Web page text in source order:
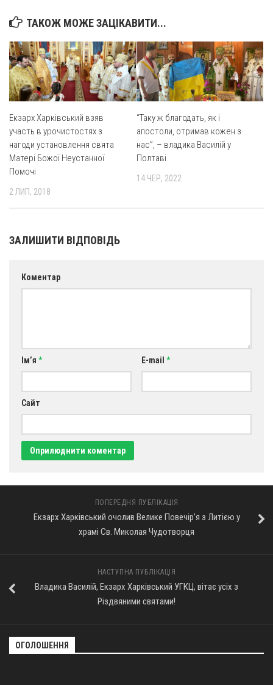
ТАКОЖ МОЖЕ ЗАЦІКАВИТИ...
Екзарх Харківський взяв
участь в урочистостях з
нагоди установлення свята
Матері Божої Неустанної
Помочі
2 ЛИП, 2018
“Таку ж благодать, як і
апостоли, отримав кожен з
нас”, – владика Василій у
Полтаві
14 ЧЕР, 2022
ЗАЛИШИТИ ВІДПОВІДЬ
Коментар
Ім’я * E-mail *
Сайт
ПОПЕРЕДНЯ ПУБЛІКАЦІЯ
Екзарх Харківський очолив Велике Повечір’я з Литією у
храмі Св. Миколая Чудотворця
НАСТУПНА ПУБЛІКАЦІЯ
Владика Василій, Екзарх Харківський УГКЦ, вітає усіх з
Різдвяними святами!
ОГОЛОШЕННЯ